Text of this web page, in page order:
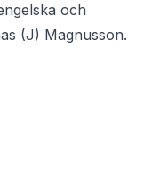
och
(J) Magnusson.